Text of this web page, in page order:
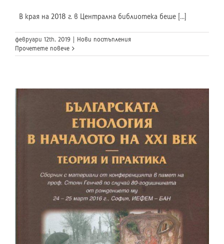
В края на 2018 г. в Централна библиотека беше [...]
февруари 12th, 2019
Нови постъпления
Прочетете повече